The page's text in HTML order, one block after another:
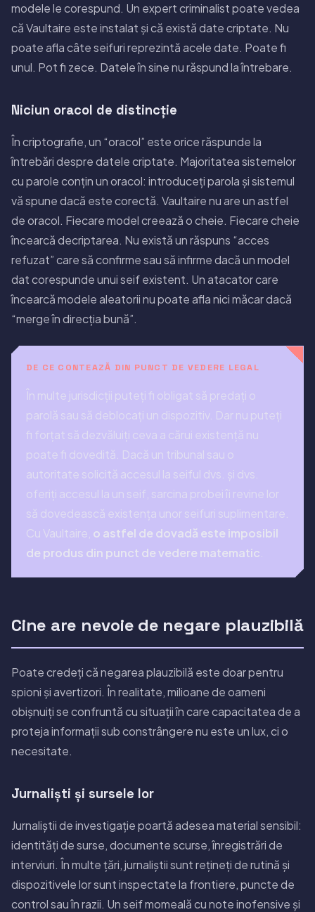
modele le corespund. Un expert criminalist poate vedea
că Vaultaire este instalat și că există date criptate. Nu
poate afla câte seifuri reprezintă acele date. Poate fi
unul. Pot fi zece. Datele în sine nu răspund la întrebare.
Niciun oracol de distincție
În criptografie, un “oracol” este orice răspunde la
întrebări despre datele criptate. Majoritatea sistemelor
cu parole conțin un oracol: introduceți parola și sistemul
vă spune dacă este corectă. Vaultaire nu are un astfel
de oracol. Fiecare model creează o cheie. Fiecare cheie
încearcă decriptarea. Nu există un răspuns “acces
refuzat” care să confirme sau să infirme dacă un model
dat corespunde unui seif existent. Un atacator care
încearcă modele aleatorii nu poate afla nici măcar dacă
“merge în direcția bună”.
DE CE CONTEAZĂ DIN PUNCT DE VEDERE LEGAL
În multe jurisdicții puteți fi obligat să predați o
parolă sau să deblocați un dispozitiv. Dar nu puteți
fi forțat să dezvăluiți ceva a cărui existență nu
poate fi dovedită. Dacă un tribunal sau o
autoritate solicită accesul la seiful dvs. și dvs.
oferiți accesul la un seif, sarcina probei îi revine lor
să dovedească existența unor seifuri suplimentare.
Cu Vaultaire, o astfel de dovadă este imposibil
de produs din punct de vedere matematic
Cine are nevoie de negare plauzibilă
Poate credeți că negarea plauzibilă este doar pentru
spioni și avertizori. În realitate, milioane de oameni
obișnuiți se confruntă cu situații în care capacitatea de a
proteja informații sub constrângere nu este un lux, ci o
necesitate.
Jurnaliști și sursele lor
Jurnaliștii de investigație poartă adesea material sensibil:
identități de surse, documente scurse, înregistrări de
interviuri. În multe țări, jurnaliștii sunt rețineți de rutină și
dispozitivele lor sunt inspectate la frontiere, puncte de
control sau în razii. Un seif momeală cu note inofensive și